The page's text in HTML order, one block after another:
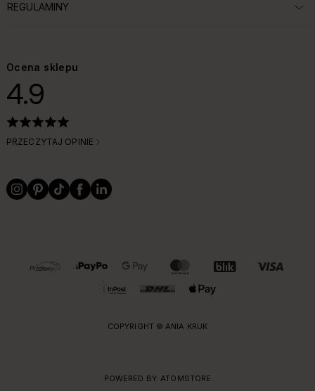
ROZWIŃ SEKCJĘ:
REGULAMINY
Ocena sklepu
4.9
PRZECZYTAJ OPINIE
OBSŁUGIWANE FORMY PŁATNOŚCI I DOSTAWY
COPYRIGHT © ANIA KRUK
POWERED BY: ATOMSTORE